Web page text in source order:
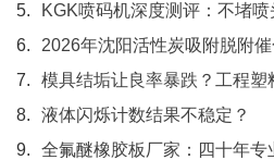
5.
KGK喷码机深度测评：不堵
6.
2026年沈阳活性炭吸附脱附催化燃烧（CO）设
7.
模具结垢让良率暴跌？工程塑
8.
液体闪烁计数结果不稳定？
9.
全氟醚橡胶板厂家：四十年